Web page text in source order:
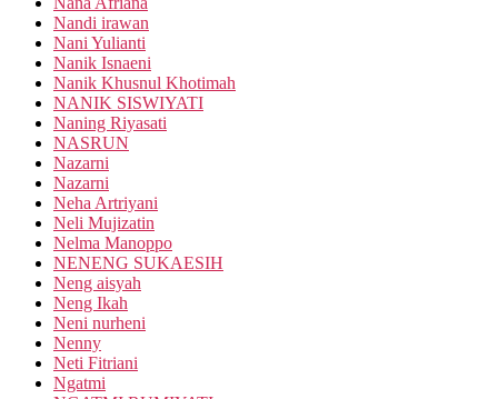
Nandi irawan
Nani Yulianti
Nanik Isnaeni
Nanik Khusnul Khotimah
NANIK SISWIYATI
Naning Riyasati
NASRUN
Nazarni
Nazarni
Neha Artriyani
Neli Mujizatin
Nelma Manoppo
NENENG SUKAESIH
Neng aisyah
Neng Ikah
Neni nurheni
Nenny
Neti Fitriani
Ngatmi